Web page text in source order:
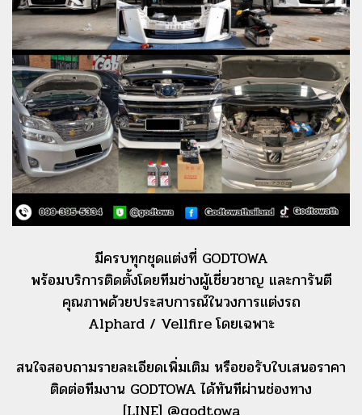
มีครบทุกชุดแต่งที่ GODTOWA
พร้อมบริการติดตั้งโดยทีมช่างผู้เชี่ยวชาญ และการันตี
คุณภาพด้วยประสบการณ์ในวงการแต่งรถ
Alphard / Vellfire โดยเฉพาะ
สนใจสอบถามรายละเอียดเพิ่มเติม หรือขอรับใบเสนอราคา
ติดต่อทีมงาน GODTOWA ได้ทันทีผ่านช่องทาง